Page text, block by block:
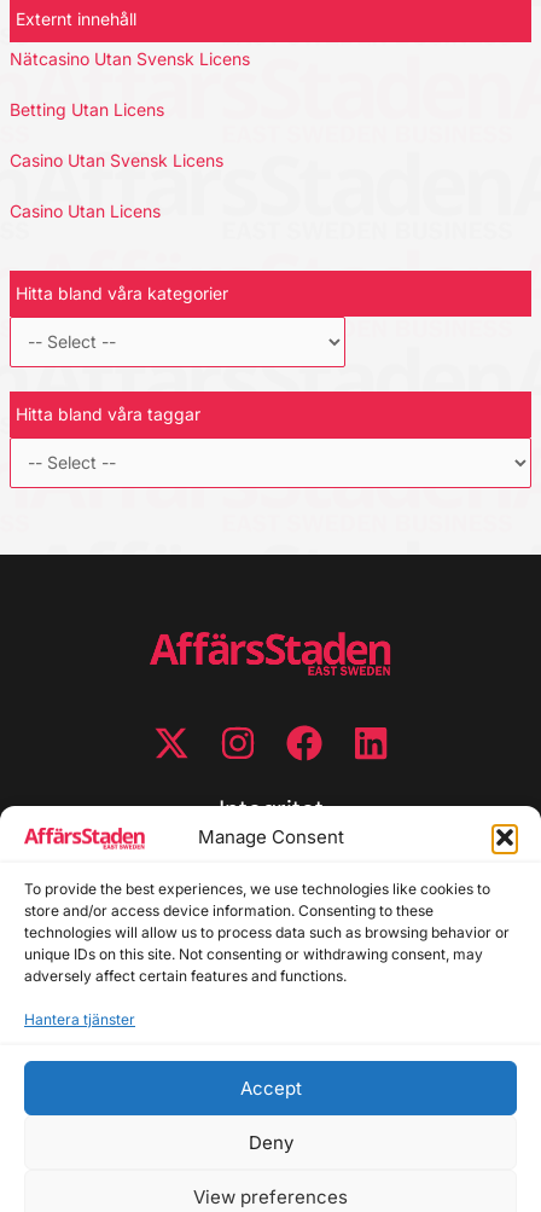
Manage Consent
To provide the best experiences, we use technologies like cookies to
store and/or access device information. Consenting to these
technologies will allow us to process data such as browsing behavior or
unique IDs on this site. Not consenting or withdrawing consent, may
adversely affect certain features and functions.
Hantera tjänster
Accept
Deny
View preferences
Externt innehåll
Nätcasino Utan Svensk Licens
Betting Utan Licens
Casino Utan Svensk Licens
Casino Utan Licens
Hitta bland våra kategorier
Hitta bland våra taggar
Integritet
Cookiepolicy
Disclaimer
Redaktionell policy
Utgivarinformation
Allmänna frågor: info@affarsstaden.se | Tipsa
annons@affarsstaden.se
© 2026 Affärsstaden.se | 2025 Alla rättigheter